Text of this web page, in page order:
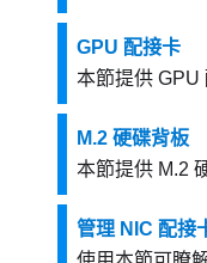
GPU 配接卡
本節提供 GPU
M.2 硬碟背板
本節提供 M.2
管理 NIC 配接